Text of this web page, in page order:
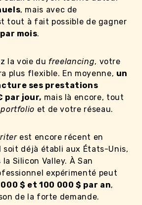
, mais avec de
tout à fait possible de gagner
mois.
la voie du freelancing, votre
plus flexible. En moyenne, un
ses prestations
par jour, mais là encore, tout
portfolio et de votre réseau.
est encore récent en
soit déjà établi aux États-Unis,
Silicon Valley. À San
expérimenté peut
$ et 100 000 $ par an,
de la forte demande.